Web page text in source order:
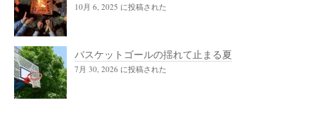
10月 6, 2025 に投稿された
バスケットゴールの揺れて止まる夏
7月 30, 2026 に投稿された